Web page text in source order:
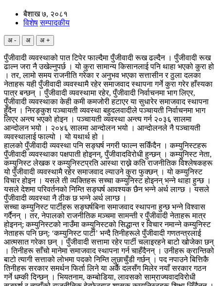
बैशाख ७, २०८१
विशेष सम्पादकीय
अ - अ अ +
पुँजीवादी व्यवस्थाको पात टिपेर फाल्दैमा पुँजीवादी रूख ढल्दैन । पुँजीवादी रूख
ढाल्न जरा नै उखेल्नुपर्छ । यो कुरा सामान्य किसानलाई पनि थाहा भएको कुरा हो
। तर, लामो समय राजनीति गरेका र अनुभव भएका सत्तासीन र ठुला दलका
नेताहरू यही पुँजीवादी व्यवस्थामै रहेर समाजवाद स्थापना गर्ने कुरा गरेर हाँस्यका
पात्र बन्छन् । पुँजीवादी व्यवस्थामा रहेर, पुँजीवादी निर्वाचनमा भाग लिएर,
पुँजीवादी व्यवस्थाका केही कमी कमजोरी हटाएर या सुधारेर समाजवाद स्थापना
हुँदैन । निरङ्कुश पञ्चायती व्यवस्था बहुदलवादीले पञ्चायती निर्वाचनमा भाग
लिएर अन्त्य भएको होइन । पञ्चायती व्यवस्था अन्त्य गर्न २०३६ सालमा
आन्दोलन भयो । २०४६ सालमा आन्दोलन भयो । आन्दोलनले नै पञ्चायती
व्यवस्थालाई फाल्यो । यो यथार्थ हो ।
हालको पुँजीवादी व्यवस्था पनि सङ्घर्ष नगरी फाल्न सकिँदैन । कम्युनिस्टहरू
पुँजीवादी व्यवस्थाका पक्षपाती होइनन्, पुँजीवादविरोधी हुन्छन् । कम्युनिस्ट नेता,
कम्युनिस्ट लेखक र कम्युनिस्टप्रति आस्था राख्ने कति राजनीतिक विश्लेषकहरू
यो पुँजीवादी व्यवस्थामै रहेर समाजवाद ल्याउने कुरा फुक्छन् । यो कम्युनिस्ट
विचार होइन । यसले ती व्यक्तिहरू सच्चा कम्युनिस्ट होइनन् भन्ने थाहा हुन्छ ।
यसले देशमा परिवर्तनको निम्ति सङ्घर्ष आवश्यक छैन भन्ने अर्थ लाग्छ । यसले
पुँजीवादी व्यवस्था नै ठीक छ भन्ने अर्थ लाग्छ ।
सच्चा कम्युनिस्ट पार्टीहरू सङ्घर्षबिना समाजवाद स्थापना हुन्छ भन्ने विश्वास
गर्दैनन् । तर, नेपालको राजनीतिक मञ्चमा सामन्ती र पुँजीवादी नेताहरू मात्र
होइनन्; कम्युनिस्टको नाउँमा कम्युनिस्टको सिद्धान्त र विचार नमान्ने कम्युनिस्ट
नेताहरू पनि छन्; ‘कम्युनिस्ट पार्टी’ भन्दै तिनीहरूले पुँजीवादी गणतन्त्रलाई
आत्मसात गरेका छन् । पुँजीवादी सत्तामा रहेर पार्टी चलाइरहने बाटो खोजेका छन्
। तिनीहरू साँचो मानेमा समाजवाद स्थापना गर्न चाहँदैनन् । उनीहरू क्रान्तिको
बाटो त्यागी सत्ताको लोभमा पदको निम्ति लुछाचुँडी गर्छन् । पद नपाउने बित्तिकै
तिनीहरू सरकार समर्थन फिर्ता लिने या अर्कै दलसँग मिलेर नयाँ सरकार गठन
गर्ने धम्की दिन्छन् । भियतनाम, कम्बोडिया, लावसको साम्राज्यवादविरोधी